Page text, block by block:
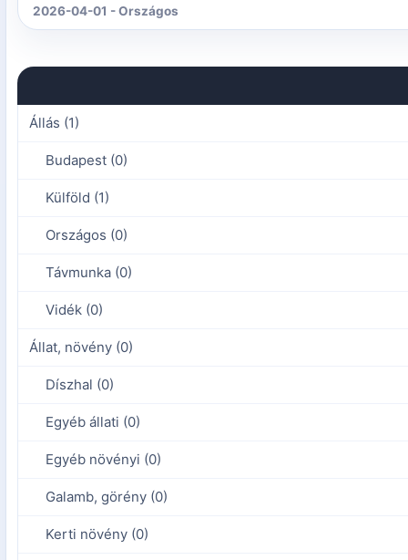
Állás (1)
Budapest (0)
Külföld (1)
Országos (0)
Távmunka (0)
Vidék (0)
Állat, növény (0)
Díszhal (0)
Egyéb állati (0)
Egyéb növényi (0)
Galamb, görény (0)
Kerti növény (0)
2026-04-01 - Országos